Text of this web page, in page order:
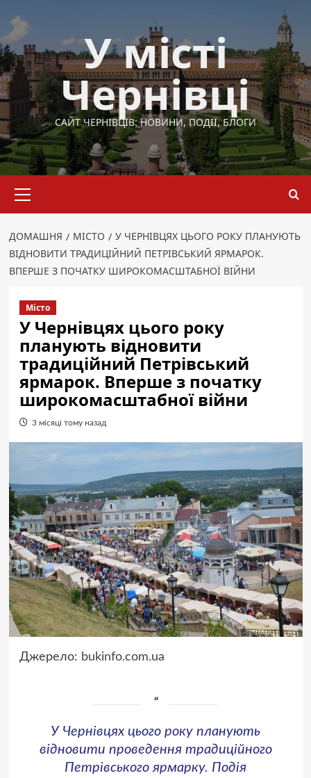
до
вмісту
У місті
Чернівці
САЙТ ЧЕРНІВЦІВ: НОВИНИ, ПОДІЇ, БЛОГИ
меню
ДОМАШНЯ МІСТО
У ЧЕРНІВЦЯХ ЦЬОГО РОКУ ПЛАНУЮТЬ
ВІДНОВИТИ ТРАДИЦІЙНИЙ ПЕТРІВСЬКИЙ ЯРМАРОК.
ВПЕРШЕ З ПОЧАТКУ ШИРОКОМАСШТАБНОЇ ВІЙНИ
Місто
У Чернівцях цього року
планують відновити
традиційний Петрівський
ярмарок. Вперше з початку
широкомасштабної війни
3 місяці тому назад
Джерело: bukinfo.com.ua
У Чернівцях цього року планують
відновити проведення традиційного
Петрівського ярмарку. Подія